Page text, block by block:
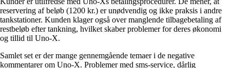
reservering af beløb (1200 kr.) er unødvendig og ikke praksis i andre
tankstationer. Kunden klager også over manglende tilbagebetaling af
restbeløb efter tankning, hvilket skaber problemer for deres økonomi
og tillid til Uno-X.
Samlet set er der mange gennemgående temaer i de negative
kommentarer om Uno-X. Problemer med sms-service, dårlig